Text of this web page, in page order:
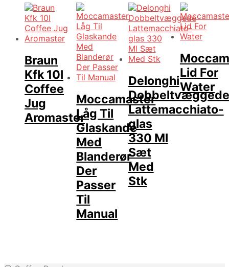
Braun
Kfk 10l
Coffee
Jug
Aromaster
Moccamaster
Låg Til
Glaskande
Med
Blanderør
Der
Passer
Til
Manual
Delonghi
Dobbeltvæggede
Lattemacchiato-
glas
330 Ml
Sæt
Med
Stk
Lid For
Water